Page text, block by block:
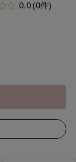
0.0 (0件)